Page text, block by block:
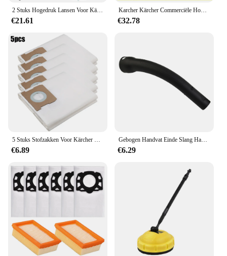
€21.61
Karcher Kärcher Commerciële Hogedruk Reiniger Speciale Hogedruk Pistool Handvat Accessoires Geïntegreerde Snelplug
€32.78
€6.89
Gebogen Handvat Einde Slang Handvat Gebogen Voor K rcher VC 6100 Voor K rcher VC 6150 Voor K rcher VC 6200 Handvat Zuig
€6.29